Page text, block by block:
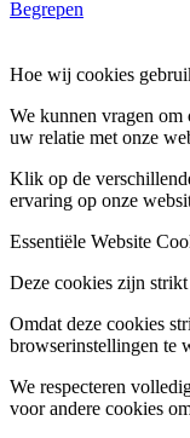
Begrepen
Hoe wij cookies
We kunnen vragen om
uw relatie met onze
Klik op de
ervaring op onze
Essentiële Website
Deze cookies zijn
Omdat deze cookies
browserinstellingen te
We respecteren
voor andere cookies